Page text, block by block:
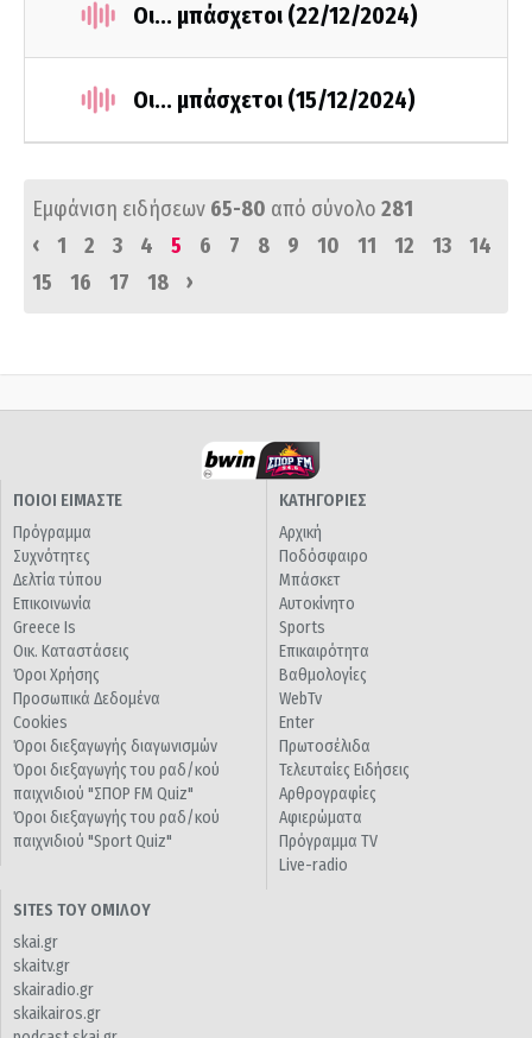
Οι... μπάσχετοι (22/12/2024)
Οι... μπάσχετοι (15/12/2024)
Εμφάνιση ειδήσεων 65-80 από σύνολο 281
‹
1 2 3 4 5 6 7 8 9 10 11 12 13
14
15
16 17 18 ›
ΠΟΙΟΙ ΕΙΜΑΣΤΕ
Πρόγραμμα
Συχνότητες
Δελτία τύπου
Επικοινωνία
Greece Is
Οικ. Καταστάσεις
Όροι Χρήσης
Προσωπικά Δεδομένα
Cookies
Όροι διεξαγωγής διαγωνισμών
Όροι διεξαγωγής του ραδ/κού
παιχνιδιού "ΣΠΟΡ FM Quiz"
Όροι διεξαγωγής του ραδ/κού
παιχνιδιού "Sport Quiz"
ΚΑΤΗΓΟΡΙΕΣ
Αρχική
Ποδόσφαιρο
Μπάσκετ
Αυτοκίνητο
Sports
Επικαιρότητα
Βαθμολογίες
WebTv
Enter
Πρωτοσέλιδα
Τελευταίες Ειδήσεις
Αρθρογραφίες
Αφιερώματα
Πρόγραμμα TV
Live-radio
SITES ΤΟΥ ΟΜΙΛΟΥ
skai.gr
skaitv.gr
skairadio.gr
skaikairos.gr